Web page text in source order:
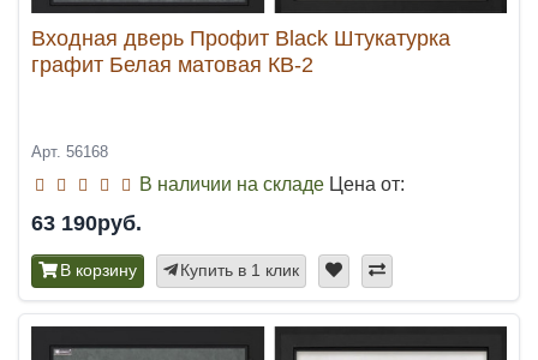
Входная дверь Профит Black Штукатурка
графит Белая матовая КВ-2
Арт. 56168
В наличии на складе Цена от:
63 190руб.
В корзину Купить в 1 клик